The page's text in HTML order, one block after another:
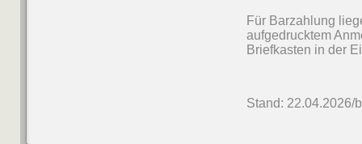
Für Barzahlung
aufgedrucktem
Briefkasten in der
Stand: 22.04.2026/